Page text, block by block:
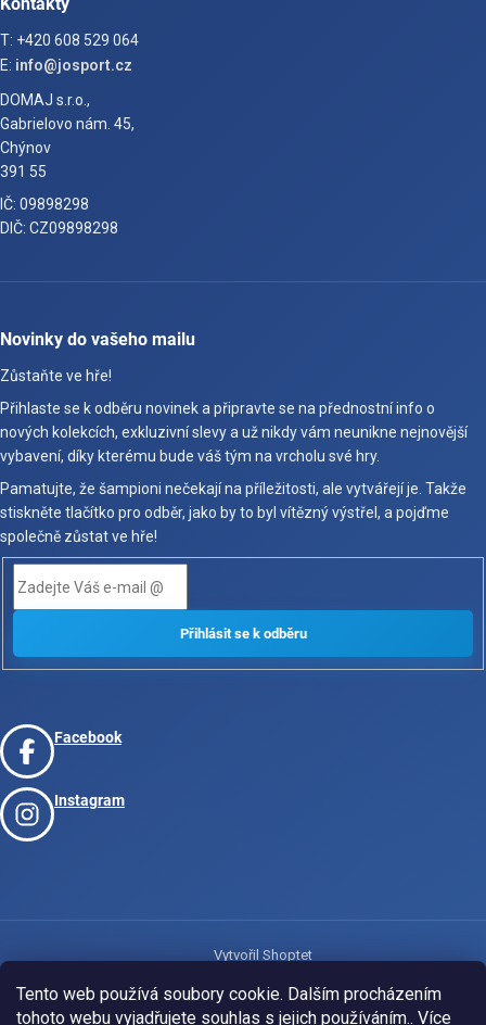
Tento web používá soubory cookie. Dalším procházením
tohoto webu vyjadřujete souhlas s jejich používáním.. Více
Kontakty
T: +420 608 529 064
E: info@josport.cz
DOMAJ s.r.o.,
Gabrielovo nám. 45,
Chýnov
391 55
IČ: 09898298
DIČ: CZ09898298
Novinky do vašeho mailu
Zůstaňte ve hře!
Přihlaste se k odběru novinek a připravte se na přednostní info o
nových kolekcích, exkluzivní slevy a už nikdy vám neunikne nejnovější
vybavení, díky kterému bude váš tým na vrcholu své hry.
Pamatujte, že šampioni nečekají na příležitosti, ale vytvářejí je. Takže
stiskněte tlačítko pro odběr, jako by to byl vítězný výstřel, a pojďme
společně zůstat ve hře!
Facebook
Instagram
Vytvořil Shoptet